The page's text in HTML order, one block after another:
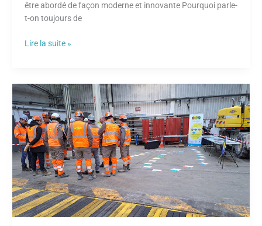
être abordé de façon moderne et innovante Pourquoi parle-
t-on toujours de
Lire la suite »
Journée
mondiale
de
la
santé
et
de
la
sécurité
au
travail